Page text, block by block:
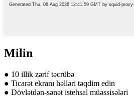
Milin
● 10 illik zərif təcrübə
● Ticarət ekranı həlləri təqdim edin
● Dövlətdən-sənət istehsal müəssisələri